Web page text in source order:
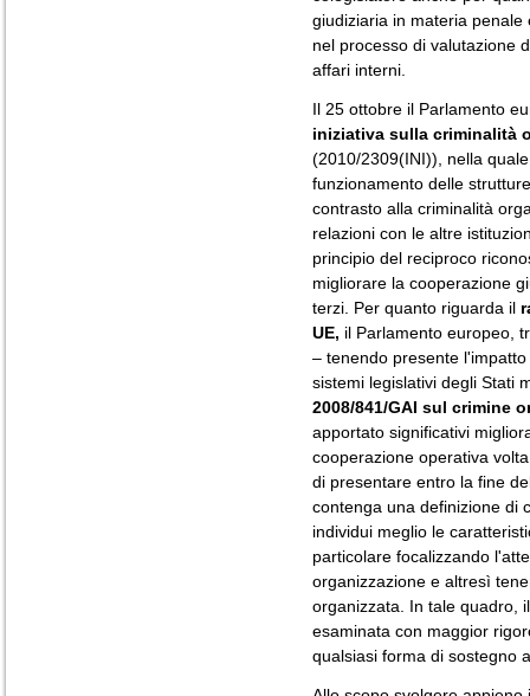
giudiziaria in materia
nel processo di valutazione
affari interni.
Il 25 ottobre il Parlamento
iniziativa sulla criminalità
(2010/2309(INI)), nella
funzionamento delle
contrasto alla criminalità
relazioni con le altre
principio del reciproco
migliorare la cooperazione
terzi. Per quanto riguarda il
UE, il Parlamento europeo,
– tenendo presente
sistemi legislativi degli Stati
2008/841/GAI sul crimine
apportato significativi
cooperazione operativa
di presentare entro la fine
contenga una definizione di
individui meglio le
particolare focalizzando
organizzazione e altresì
organizzata. In tale quadro,
esaminata con maggior
qualsiasi forma di sostegno